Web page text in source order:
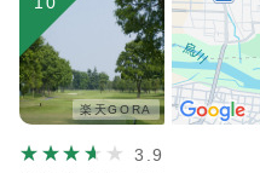
楽天GORA
3.9